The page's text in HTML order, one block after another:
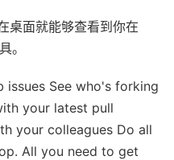
桌面就能够查看到你在
。
issues See who's forking
your latest pull
your colleagues Do all
All you need to get